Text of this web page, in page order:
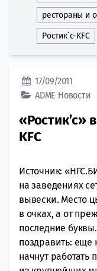
рестораны и
Ростик`с-KFC
17/09/2011
ADME Новости
«Ростик’с»
KFC
Источник:
на заведениях
вывески. Место
в очках, а от
последние
поздравить: еще
начнут работать